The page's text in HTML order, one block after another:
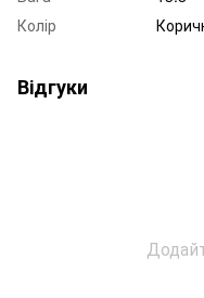
Колір
Відгуки